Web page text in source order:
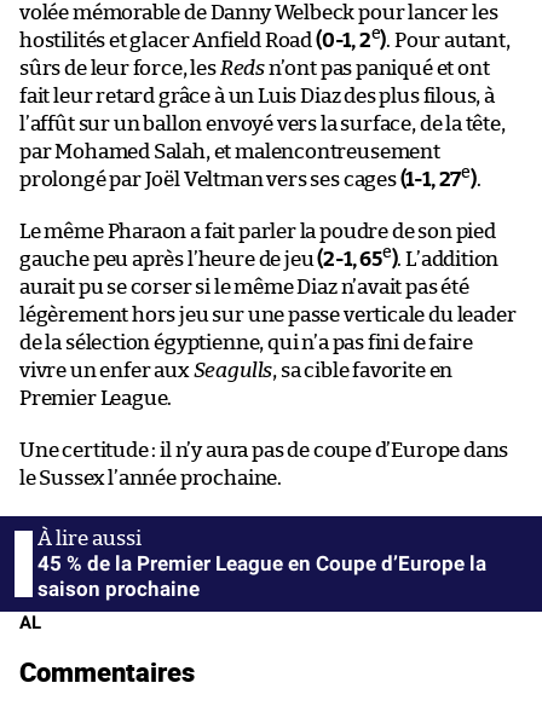
volée mémorable de Danny Welbeck pour lancer les
hostilités et glacer Anfield Road (0-1, 2e). Pour autant,
sûrs de leur force, les Redsn’ont pas paniqué et ont
fait leur retard grâce à un Luis Diaz des plus filous, à
l’affût sur un ballon envoyé vers la surface, de la tête,
par Mohamed Salah, et malencontreusement
prolongé par Joël Veltman vers ses cages(1-1, 27e).
Le même Pharaon a fait parler la poudre de son pied
gauche peu après l’heure de jeu(2-1, 65e). L’addition
aurait pu se corser si le même Diaz n’avait pas été
légèrement hors jeu sur une passe verticale du leader
de la sélection égyptienne, qui n’a pas fini de faire
vivre un enfer aux Seagulls, sa cible favorite en
Premier League.
Une certitude : il n’y aura pas de coupe d’Europe dans
le Sussex l’année prochaine.
45 % de la Premier League en Coupe d’Europe la
saison prochaine
AL
Commentaires